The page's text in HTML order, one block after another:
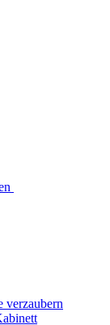
verzaubern